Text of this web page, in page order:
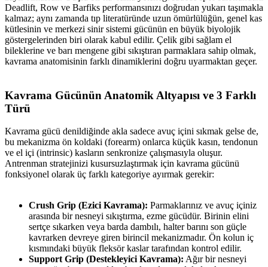
Deadlift, Row ve Barfiks performansınızı doğrudan yukarı taşımakla
kalmaz; aynı zamanda tıp literatüründe uzun ömürlülüğün, genel kas
kütlesinin ve merkezi sinir sistemi gücünün en büyük biyolojik
göstergelerinden biri olarak kabul edilir. Çelik gibi sağlam el
bileklerine ve barı mengene gibi sıkıştıran parmaklara sahip olmak,
kavrama anatomisinin farklı dinamiklerini doğru uyarmaktan geçer.
Kavrama Gücünün Anatomik Altyapısı ve 3 Farklı
Türü​
Kavrama gücü denildiğinde akla sadece avuç içini sıkmak gelse de,
bu mekanizma ön koldaki (forearm) onlarca küçük kasın, tendonun
ve el içi (intrinsic) kasların senkronize çalışmasıyla oluşur.
Antrenman stratejinizi kusursuzlaştırmak için kavrama gücünü
fonksiyonel olarak üç farklı kategoriye ayırmak gerekir:
Crush Grip (Ezici Kavrama): Parmaklarınız ve avuç içiniz
arasında bir nesneyi sıkıştırma, ezme gücüdür. Birinin elini
sertçe sıkarken veya barda dambılı, halter barını son güçle
kavrarken devreye giren birincil mekanizmadır. Ön kolun iç
kısmındaki büyük fleksör kaslar tarafından kontrol edilir.
Support Grip (Destekleyici Kavrama): Ağır bir nesneyi